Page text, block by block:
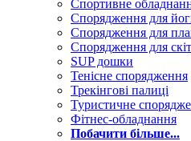
Спортивне
Спорядження для
Спорядження для
Спорядження для
SUP дошки
Тенісне спорядження
Трекінгові палиці
Туристичне
Фітнес-обладнання
Побачити більше...